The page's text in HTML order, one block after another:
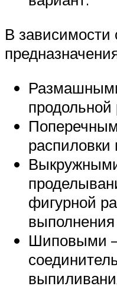
В зависимости
продольной
распиловки
фигурной
выполнения
Шиповыми